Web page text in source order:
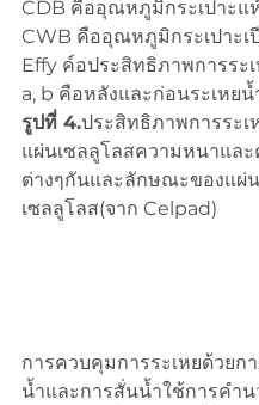
CDB คืออุณหภูมิกระเปาะแ
CWB คืออุณหภูมิกระเปาะเ
Effy ค์อประสิทธิภาพการระ
a, b คือหลังและก่อนระเหยน้
รูปที่ 4.ประสิทธิภาพการระเ
แผ่นเซลลูโลสความหนาและ
ต่างๆกันและลักษณะของแผ่น
เซลลูโลส(จาก Celpad)
การควบคุมการระเหยด้วยก
น้ำและการสั่นน้ำใช้การคำ